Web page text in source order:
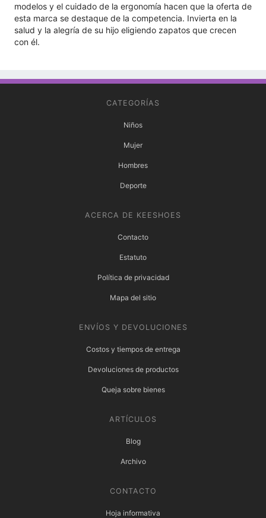
modelos y el cuidado de la ergonomía hacen que la oferta de
esta marca se destaque de la competencia. Invierta en la
salud y la alegría de su hijo eligiendo zapatos que crecen
con él.
CATEGORÍAS
Niños
Mujer
Hombres
Deporte
ACERCA DE KEESHOES
Contacto
Estatuto
Política de privacidad
Mapa del sitio
ENVÍOS Y DEVOLUCIONES
Costos y tiempos de entrega
Devoluciones de productos
Queja sobre bienes
ARTÍCULOS
Blog
Archivo
CONTACTO
Hoja informativa